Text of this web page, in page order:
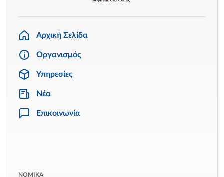
Αρχική Σελίδα
Οργανισμός
Υπηρεσίες
Νέα
Επικοινωνία
ΝΟΜΙΚΑ